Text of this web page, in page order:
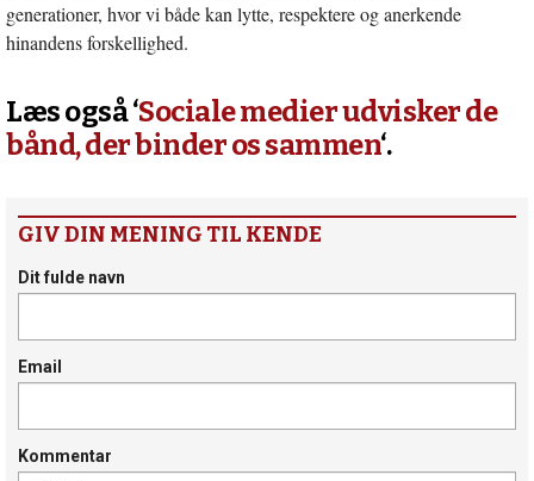
generationer, hvor vi både kan lytte, respektere og anerkende
hinandens forskellighed.
Læs også ‘Sociale medier udvisker de
bånd, der binder os sammen‘.
GIV DIN MENING TIL KENDE
Dit fulde navn
Email
Kommentar